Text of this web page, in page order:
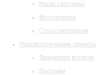
Наши партнеры
Фотогалерея
Стать партнером
Просветительские проекты
Творческие встречи
Выставки